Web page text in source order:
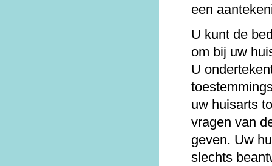
een
U kunt de
om bij uw
U
uw huisarts
vragen van
geven. Uw
slechts